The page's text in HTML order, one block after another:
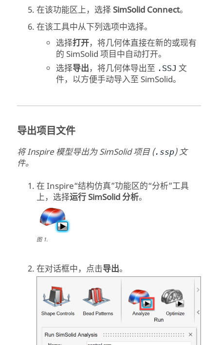
在该功能区上，选择SimSolid Connect。
在该工具中从下列选项中选择。
选择打开，将几何体直接在新的或现有
的SimSolid 项目中自动打开。
选择导出，将几何体导出至 .SSJ 文
件，以方便手动导入至SimSolid。
导出项目文件
将Inspire模型导出为SimSolid项目 (.ssp) 文
件。
在Inspire“结构仿真”功能区的“分析”工具
上，选择运行SimSolid 分析。
图1.
在对话框中，点击导出。